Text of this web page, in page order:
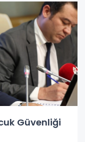
Güvenliği